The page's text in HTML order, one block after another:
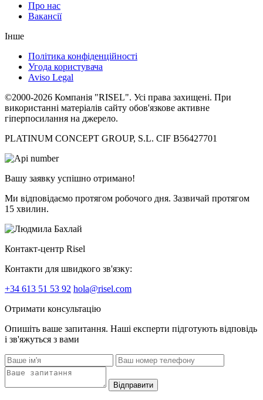
Про нас
Вакансії
Інше
Політика конфіденційності
Угода користувача
Aviso Legal
©2000-2026 Компанія "RISEL". Усі права захищені. При
використанні матеріалів сайту обов'язкове активне
гіперпосилання на джерело.
PLATINUM CONCEPT GROUP, S.L. CIF B56427701
Вашу заявку успішно отримано!
Ми відповідаємо протягом робочого дня. Зазвичай протягом
15 хвилин.
Контакт-центр Risel
Контакти для швидкого зв'язку:
+34 613 51 53 92 hola@risel.com
Отримати консультацію
Опишіть ваше запитання. Наші експерти підготують відповідь
і зв'яжуться з вами
Відправити